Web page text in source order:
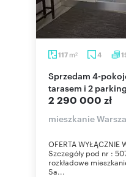
117 m2 4
Sprzedam 4-pokojowe mieszkanie z
tarasem i 2
2 290 000 zł
mieszkanie
OFERTA WYŁĄCZNIE
Szczegóły pod nr :
rozkładowe
Sa...